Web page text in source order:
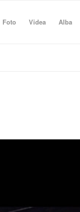
Foto Videa Alba